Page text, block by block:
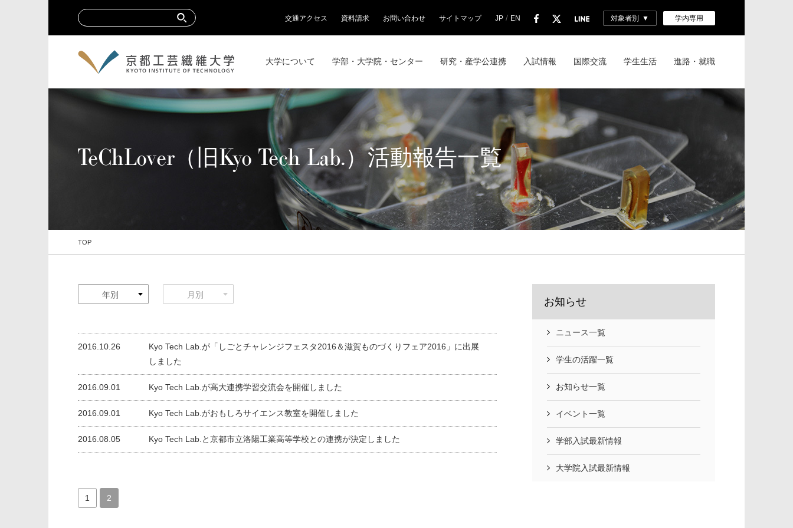
交通アクセス 資料請求 お問い合わせ サイトマップ JP / EN 対象者別 学内専用
大学について 学部・大学院・センター 研究・産学公連携 入試情報 国際交流 学生生活 進路・就職
TeChLover（旧Kyo Tech Lab.）活動報告一覧
TOP
年別 月別
2016.10.26
Kyo Tech Lab.が「しごとチャレンジフェスタ2016＆滋賀ものづくりフェア2016」に出展
しました
2016.09.01 Kyo Tech Lab.が高大連携学習交流会を開催しました
2016.09.01 Kyo Tech Lab.がおもしろサイエンス教室を開催しました
2016.08.05 Kyo Tech Lab.と京都市立洛陽工業高等学校との連携が決定しました
1 2
お知らせ
ニュース一覧
学生の活躍一覧
お知らせ一覧
イベント一覧
学部入試最新情報
大学院入試最新情報